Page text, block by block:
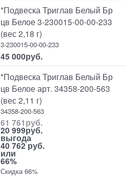
*Подвеска Триглав Белый Бр
цв Белое 3-230015-00-00-233
(вес 2,18 г)
3-230015-00-00-233
45 000руб.
*Подвеска Триглав Белый Бр
цв Белое арт. 34358-200-563
(вес 2,11 г)
34358-200-563
61 761руб.
20 999руб.
выгода
40 762 руб.
или
66%
Скидка 66%